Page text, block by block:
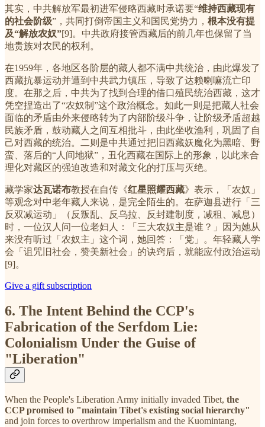
其实，中共解放军最初进军侵略西藏时承诺要“维持西藏现有
的社会阶级”，共同打倒帝国主义和国民党势力， 根本没有提
及“解放农奴”[9]。中共政府接管西藏后的前几年也保留了当
地贵族对农民的权利。
在1959年，各地区各阶层的藏人都不满中共统治，由此爆发了
西藏抗暴运动并遭到中共武力镇压，导致了达赖喇嘛流亡印
度。在那之后，中共为了找到合理的借口殖民统治西藏，这才
凭空捏造出了“农奴制”这个政治概念。如此一则是把藏人社会
面临的矛盾由外来侵略转为了内部阶级斗争，让阶级矛盾超越
民族矛盾，鼓动藏人之间互相批斗，由此坐收渔利，巩固了自
己对西藏的统治。二则是中共通过把旧西藏妖魔化为黑暗、野
蛮、落后的“人间地狱”，丑化西藏在国际上的形象，以此来合
理化对藏区的强迫改造和对藏文化的打压与灭绝。
藏学家达瓦诺布教授在自传《红星照耀西藏》表示，「农奴」
等观念对中老年藏人来说，是完全陌生的。在萨迦县进行「三
反双减运动」（反叛乱、反乌拉、反封建制度，减租、减息）
时，一位汉人问一位老妇人：「三大农奴主是谁？」因为她从
来没有听过「农奴主」这个词，她回答：「党」。年轻藏人学
会「诅咒旧社会，赞美新社会」的诀窍后，就能应付政治运动
[9]。
Give a gift subscription
6. The Intent Behind the CCP's
Fabrication of the Serfdom Lie:
Colonialism Under the Guise of
"Liberation"
When the People's Liberation Army initially invaded Tibet, the
CCP promised to "maintain Tibet's existing social hierarchy"
and join forces to overthrow imperialism and the Kuomintang,